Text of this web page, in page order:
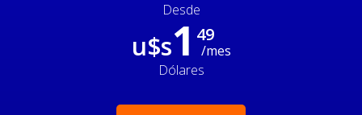
Desde
u$s1 49
/mes
Dólares